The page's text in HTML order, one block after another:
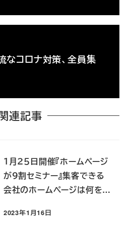
なコロナ対策、全員集
連記事
１月２５日開催『ホームページ
が９割セミナー』集客できる
会社のホームページは何をし
投稿日
2023年1月16日